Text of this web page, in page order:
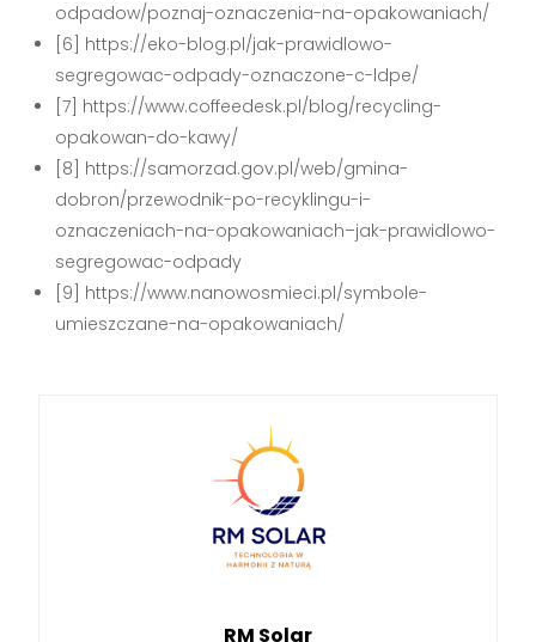
odpadow/poznaj-oznaczenia-na-opakowaniach/
[6] https://eko-blog.pl/jak-prawidlowo-
segregowac-odpady-oznaczone-c-ldpe/
[7] https://www.coffeedesk.pl/blog/recycling-
opakowan-do-kawy/
[8] https://samorzad.gov.pl/web/gmina-
dobron/przewodnik-po-recyklingu-i-
oznaczeniach-na-opakowaniach–jak-prawidlowo-
segregowac-odpady
[9] https://www.nanowosmieci.pl/symbole-
umieszczane-na-opakowaniach/
RM Solar